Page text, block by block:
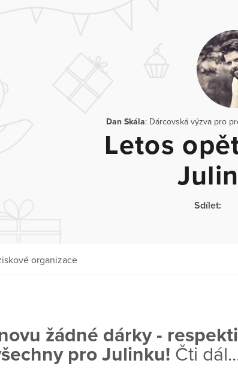
Dan Skála: Dárcovská výzva pro
Letos
Sdílet:
organizace
žádné dárky -
pro Julinku! Čti